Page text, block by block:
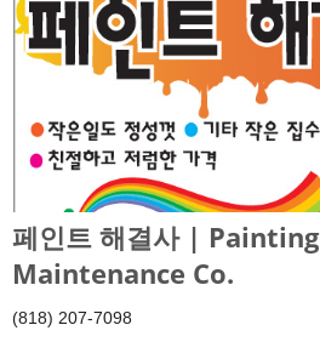
페인트 해결사 | Painting
Maintenance Co.
(818) 207-7098